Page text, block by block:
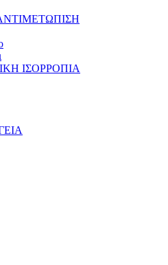
ΙΣΟΡΡΟΠΙΑ